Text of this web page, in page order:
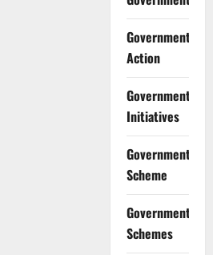
Government
Action
Government
Initiatives
Government
Scheme
Government
Schemes